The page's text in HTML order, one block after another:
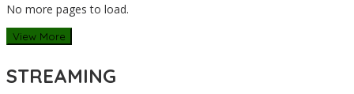
No more pages to load.
View More
STREAMING